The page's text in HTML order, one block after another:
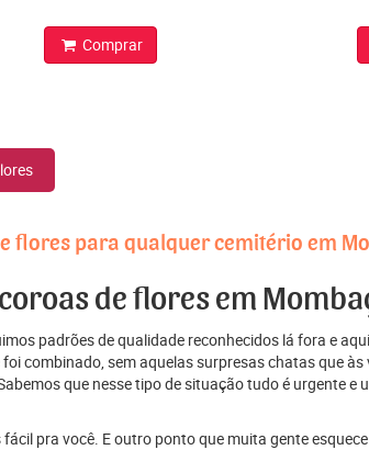
Comprar
flores para qualquer cemitério em
de flores em
padrões de qualidade reconhecidos lá fora e
combinado, sem aquelas surpresas chatas que às
que nesse tipo de situação tudo é urgente e
pra você. E outro ponto que muita gente